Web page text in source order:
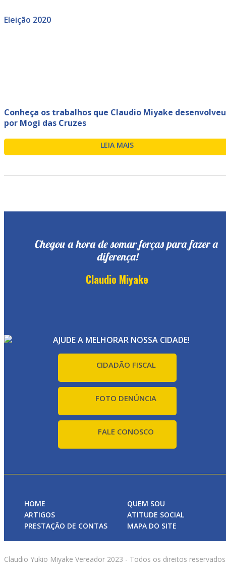
Eleição 2020
Conheça os trabalhos que Claudio Miyake desenvolveu
por Mogi das Cruzes
LEIA MAIS
Chegou a hora de somar forças para fazer a
diferença!
Claudio Miyake
AJUDE A MELHORAR NOSSA CIDADE!
CIDADÃO FISCAL
FOTO DENÚNCIA
FALE CONOSCO
HOME
QUEM SOU
ARTIGOS
ATITUDE SOCIAL
PRESTAÇÃO DE CONTAS
MAPA DO SITE
Claudio Yukio Miyake Vereador 2023 - Todos os direitos reservados